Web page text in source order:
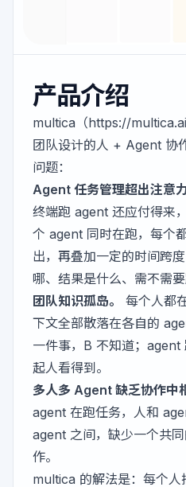
产品介绍
multica（https://
团队设计的人 + Agent 协
问题：
Agent 任务管理超出注意力
终端跑 agent 还应付得来
个 agent 同时在跑，每个
出，再叠加一定的时间跨
哪、结果是什么、需不需要
团队知识孤岛。
每个人都
下文全部散落在各自的
一件事，B 不知道；agent
起人看得到。
多人多 Agent 缺乏协作中
agent 在跑任务，人和
agent 之间，缺少一个共
作。
multica 的解法是：每个